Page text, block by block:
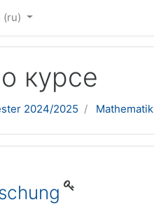
‎(ru)‎
курсе
2024/2025 Mathematik